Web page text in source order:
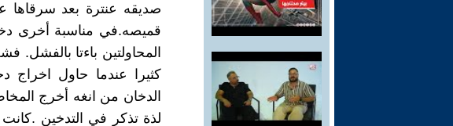
صديقه عنترة بعد سرقاها
قميصه.في مناسبة أخرى
المحاولتين باءتا
كثيرا عندما حاول
الدخان من انغه أخرج
لذة تذكر في التدخين .كانت